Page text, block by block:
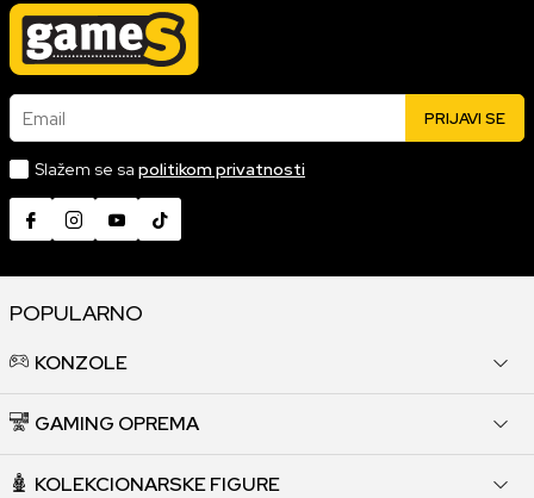
Email PRIJAVI SE
Slažem se sa politikom privatnosti
POPULARNO
KONZOLE
GAMING OPREMA
KOLEKCIONARSKE FIGURE